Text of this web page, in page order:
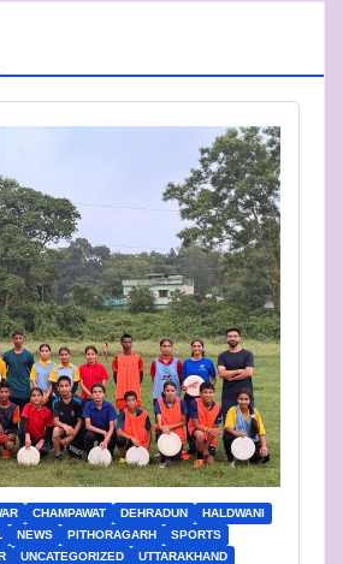
CHAMPAWAT DEHRADUN
HALDWANI
NEWS PITHORAGARH
SPORTS
UNCATEGORIZED
UTTARAKHAND